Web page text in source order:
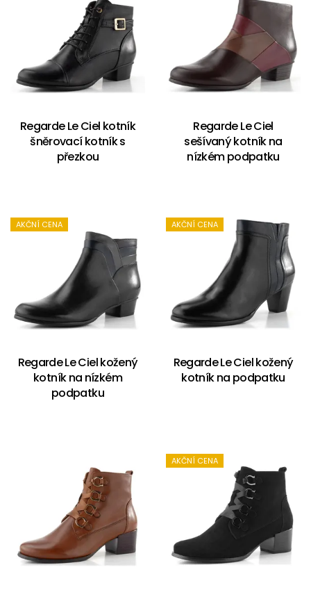
Regarde Le Ciel kotník
šněrovací kotník s
přezkou
Regarde Le Ciel
sešívaný kotník na
nízkém podpatku
AKČNÍ CENA
Regarde Le Ciel kožený
kotník na nízkém
podpatku
AKČNÍ CENA
Regarde Le Ciel kožený
kotník na podpatku
AKČNÍ CENA